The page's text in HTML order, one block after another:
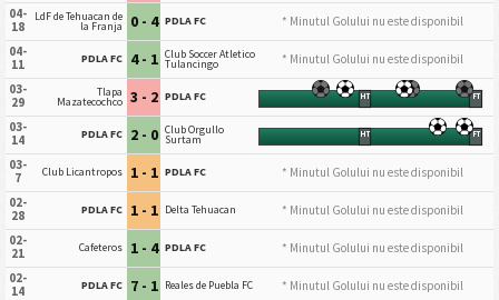
04-
18
LdF de Tehuacan de
la Franja 0 - 4 PDLA FC
* Minutul Golului nu este disponibil
04-
11
PDLA FC 4 - 1 Club Soccer Atletico
Tulancingo
* Minutul Golului nu este disponibil
03-
29
Tlapa
Mazatecochco 3 - 2 PDLA FC HT FT
03-
14
PDLA FC 2 - 0 Club Orgullo
Surtam HT FT
03-
7
Club Licantropos 1 - 1 PDLA FC
* Minutul Golului nu este disponibil
02-
28
PDLA FC 1 - 1 Delta Tehuacan
* Minutul Golului nu este disponibil
02-
21
Cafeteros 1 - 4 PDLA FC
* Minutul Golului nu este disponibil
02-
14
PDLA FC 7 - 1 Reales de Puebla FC
* Minutul Golului nu este disponibil